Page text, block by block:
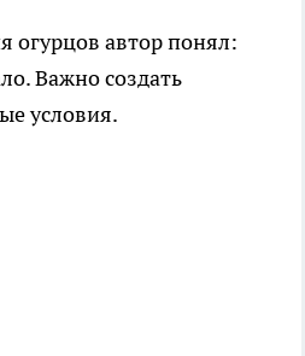
огурцов автор понял:
Важно создать
условия.